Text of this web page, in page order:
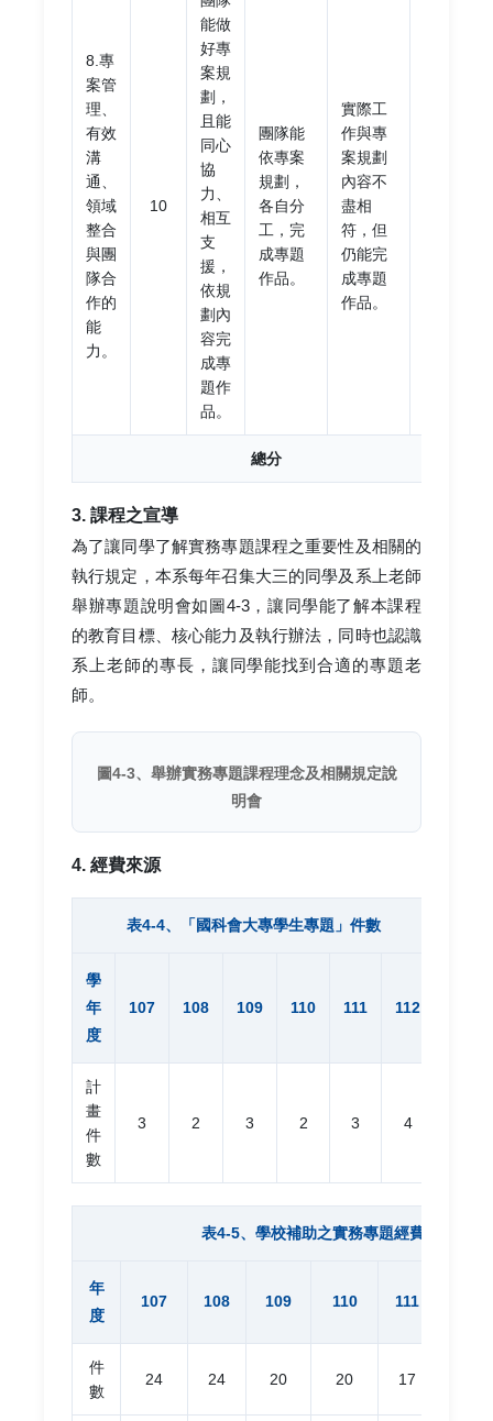
8.專
案管
理、
有效
溝
通、
領域
整合
與團
隊合
作的
能
力。
10
能做
好專
案規
劃，
且能
同心
協
力、
相互
支
援，
依規
劃內
容完
成專
題作
品。
團隊能
依專案
規劃，
各自分
工，完
成專題
作品。
實際工
作與專
案規劃
內容不
盡相
符，但
仍能完
成專題
作品。
總分
3. 課程之宣導
為了讓同學了解實務專題課程之重要性及相關的
執行規定，本系每年召集大三的同學及系上老師
舉辦專題說明會如圖4-3，讓同學能了解本課程
的教育目標、核心能力及執行辦法，同時也認識
系上老師的專長，讓同學能找到合適的專題老
師。
圖4-3、舉辦實務專題課程理念及相關規定說
明會
4. 經費來源
表4-4、「國科會大專學生專題」件數
學
年
度
107 108 109 110 111 112
計
畫
件
數
3 2 3 2 3 4
表4-5、學校補助之實務專題經費
年
度
107 108 109 110 111
件
數
24 24 20 20 17